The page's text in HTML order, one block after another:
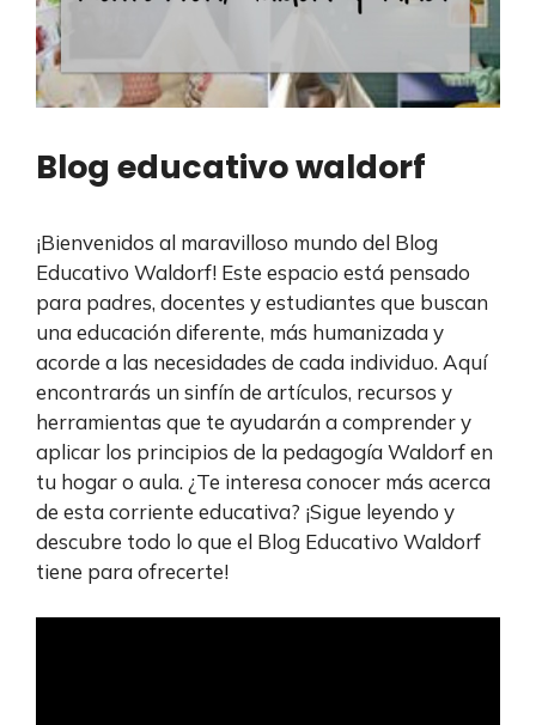
Blog educativo waldorf
¡Bienvenidos al maravilloso mundo del Blog
Educativo Waldorf! Este espacio está pensado
para padres, docentes y estudiantes que buscan
una educación diferente, más humanizada y
acorde a las necesidades de cada individuo. Aquí
encontrarás un sinfín de artículos, recursos y
herramientas que te ayudarán a comprender y
aplicar los principios de la pedagogía Waldorf en
tu hogar o aula. ¿Te interesa conocer más acerca
de esta corriente educativa? ¡Sigue leyendo y
descubre todo lo que el Blog Educativo Waldorf
tiene para ofrecerte!